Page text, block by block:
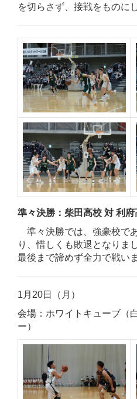
を切らさず、接戦をものに
準々決勝：柴田高校 対 利
準々決勝では、強豪校で
り、惜しくも敗退となりま
最後まで諦めず全力で戦い
1月20日（月）
会場：ホワイトキューブ（
ー）